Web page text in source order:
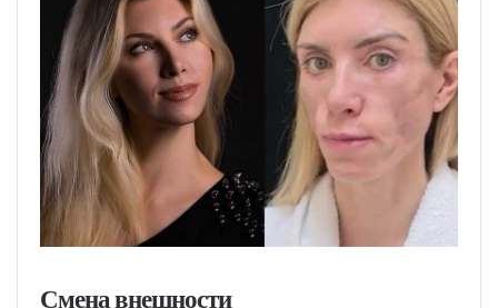
Смена внешности